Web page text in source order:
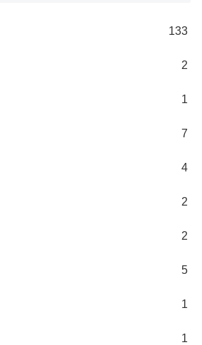
133
2
1
7
4
2
2
5
1
1